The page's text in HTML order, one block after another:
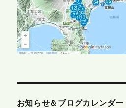
お知らせ＆ブログカレンダー